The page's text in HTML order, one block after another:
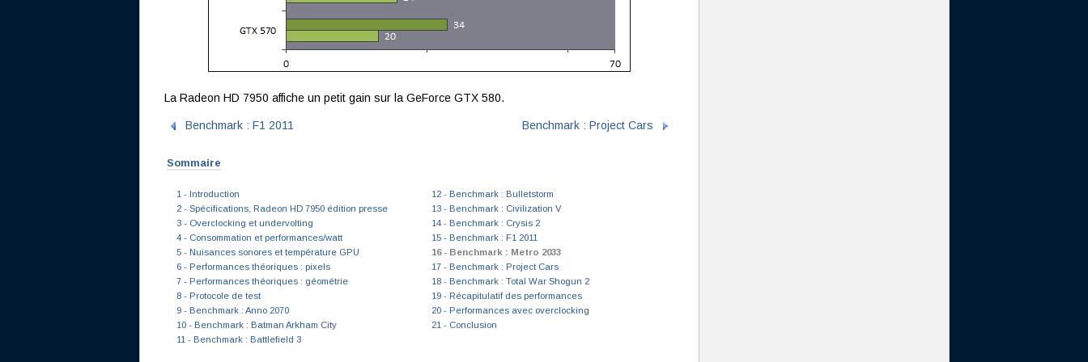
La Radeon HD 7950 affiche un petit gain sur la GeForce GTX 580.
Benchmark : F1 2011 Benchmark : Project Cars
Sommaire
1 - Introduction
2 - Spécifications, Radeon HD 7950 édition presse
3 - Overclocking et undervolting
4 - Consommation et performances/watt
5 - Nuisances sonores et température GPU
6 - Performances théoriques : pixels
7 - Performances théoriques : géométrie
8 - Protocole de test
9 - Benchmark : Anno 2070
10 - Benchmark : Batman Arkham City
11 - Benchmark : Battlefield 3
12 - Benchmark : Bulletstorm
13 - Benchmark : Civilization V
14 - Benchmark : Crysis 2
15 - Benchmark : F1 2011
16 - Benchmark : Metro 2033
17 - Benchmark : Project Cars
18 - Benchmark : Total War Shogun 2
19 - Récapitulatif des performances
20 - Performances avec overclocking
21 - Conclusion